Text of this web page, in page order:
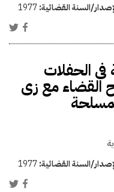
السنة القضائية:1977
فى الحفلات
القضاء مع زى
السنة القضائية:1977